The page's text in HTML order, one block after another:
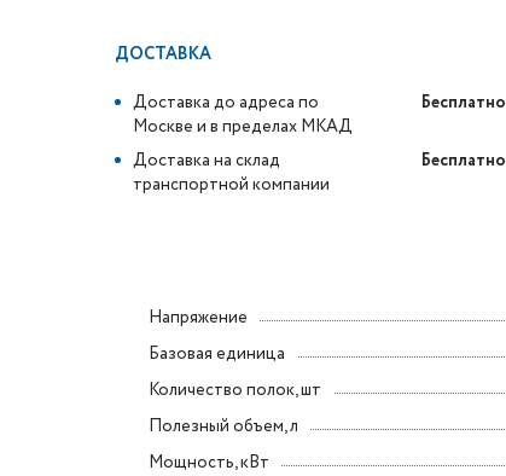
ДОСТАВКА
Доставка до адреса по
Москве и в пределах МКАД
Бесплатно
Доставка на склад
транспортной компании
Бесплатно
Напряжение
Базовая единица
Количество полок, шт
Полезный объем, л
Мощность, кВт